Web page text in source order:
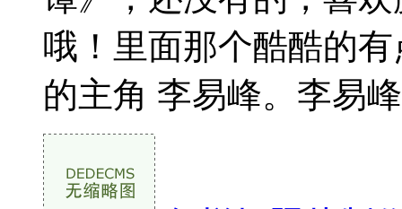
哦！里面那个酷酷的
的主角 李易峰。李易